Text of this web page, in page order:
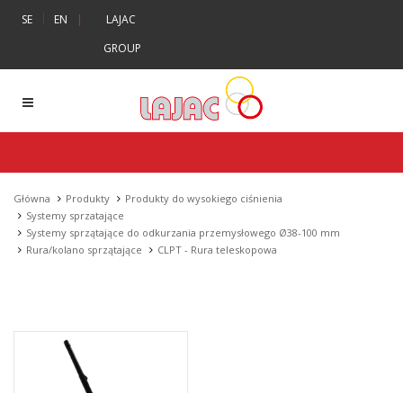
SE | EN |
LAJAC
GROUP
Główna Produkty
Produkty do wysokiego ciśnienia
Systemy sprzatające
Systemy sprzątające do odkurzania przemysłowego Ø38-100 mm
Rura/kolano sprzątające
CLPT - Rura teleskopowa